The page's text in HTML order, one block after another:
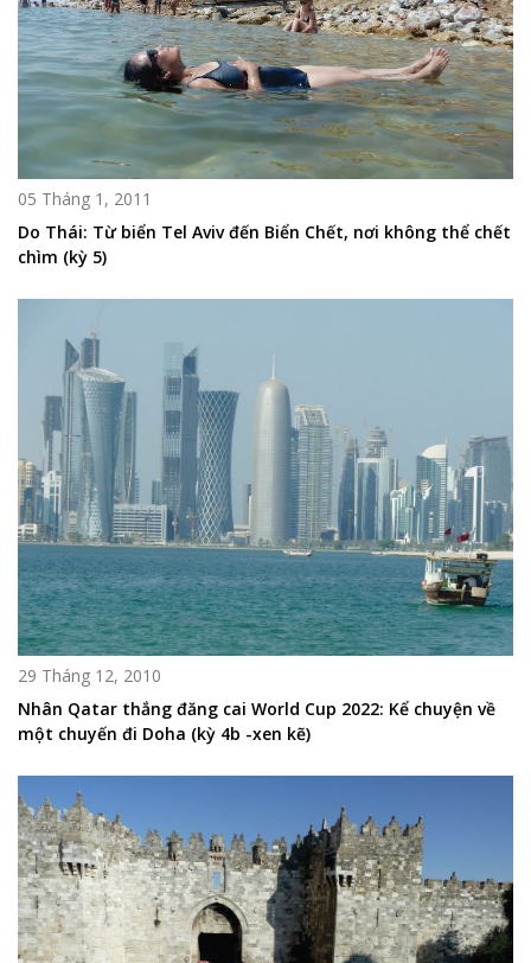
05 Tháng 1, 2011
Do Thái: Từ biển Tel Aviv đến Biển Chết, nơi không thể chết
chìm (kỳ 5)
29 Tháng 12, 2010
Nhân Qatar thắng đăng cai World Cup 2022: Kể chuyện về
một chuyến đi Doha (kỳ 4b -xen kẽ)